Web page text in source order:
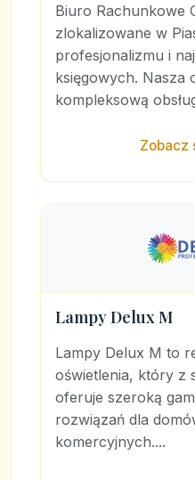
Biuro Rachunkowe
zlokalizowane w
profesjonalizmu i
księgowych. Nasza
kompleksową
Zobacz
Lampy Delux M
Lampy Delux M to
oświetlenia, który z
oferuje szeroką
rozwiązań dla
komercyjnych....